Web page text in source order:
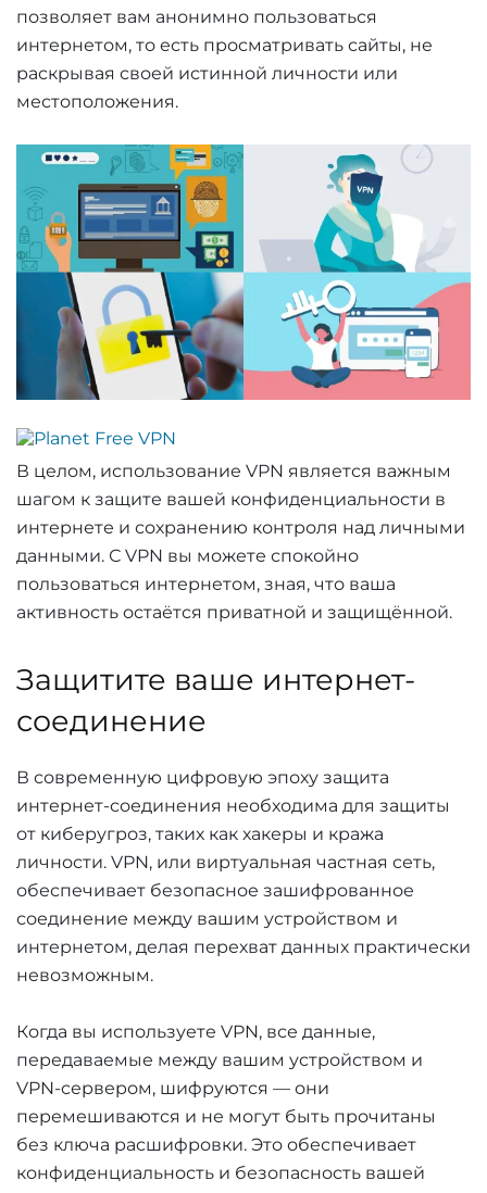
позволяет вам анонимно пользоваться
интернетом, то есть просматривать сайты, не
раскрывая своей истинной личности или
местоположения.
В целом, использование VPN является важным
шагом к защите вашей конфиденциальности в
интернете и сохранению контроля над личными
данными. С VPN вы можете спокойно
пользоваться интернетом, зная, что ваша
активность остаётся приватной и защищённой.
Защитите ваше интернет-
соединение
В современную цифровую эпоху защита
интернет-соединения необходима для защиты
от киберугроз, таких как хакеры и кража
личности. VPN, или виртуальная частная сеть,
обеспечивает безопасное зашифрованное
соединение между вашим устройством и
интернетом, делая перехват данных практически
невозможным.
Когда вы используете VPN, все данные,
передаваемые между вашим устройством и
VPN-сервером, шифруются — они
перемешиваются и не могут быть прочитаны
без ключа расшифровки. Это обеспечивает
конфиденциальность и безопасность вашей